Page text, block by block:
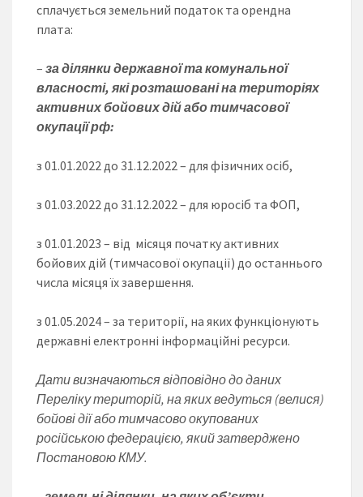
сплачується земельний податок та орендна
плата:
– за ділянки державної та комунальної
власності, які розташовані на територіях
активних бойових дій або тимчасової
окупації рф:
з 01.01.2022 до 31.12.2022 – для фізичних осіб,
з 01.03.2022 до 31.12.2022 – для юросіб та ФОП,
з 01.01.2023 – від місяця початку активних
бойових дій (тимчасової окупації) до останнього
числа місяця їх завершення.
з 01.05.2024 – за території, на яких функціонують
державні електронні інформаційні ресурси.
Дати визначаються відповідно до даних
Переліку територій, на яких ведуться (велися)
бойові дії або тимчасово окупованих
російською федерацією, який затверджено
Постановою КМУ.